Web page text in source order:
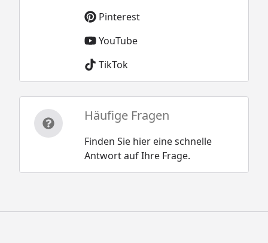
Pinterest
YouTube
TikTok
Häufige Fragen
Finden Sie hier eine schnelle
Antwort auf Ihre Frage.